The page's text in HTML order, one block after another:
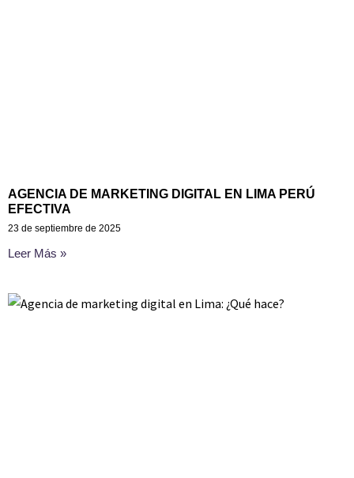
AGENCIA DE MARKETING DIGITAL EN LIMA PERÚ
EFECTIVA
23 de septiembre de 2025
Leer Más »